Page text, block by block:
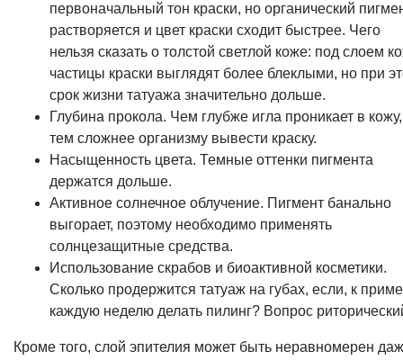
первоначальный тон краски, но органический
растворяется и цвет краски сходит быстрее. Чего
нельзя сказать о толстой светлой коже: под слоем
частицы краски выглядят более блеклыми, но при
срок жизни татуажа значительно дольше.
Глубина прокола. Чем глубже игла проникает в кожу,
тем сложнее организму вывести краску.
Насыщенность цвета. Темные оттенки пигмента
держатся дольше.
Активное солнечное облучение. Пигмент банально
выгорает, поэтому необходимо применять
солнцезащитные средства.
Использование скрабов и биоактивной косметики.
Сколько продержится татуаж на губах, если, к
каждую неделю делать пилинг? Вопрос
Кроме того, слой эпителия может быть неравномерен